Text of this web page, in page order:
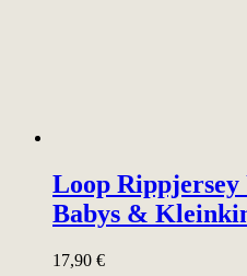
Loop
Babys &
17,90 €